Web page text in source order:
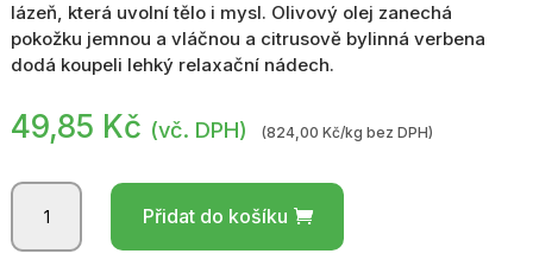
lázeň, která uvolní tělo i mysl. Olivový olej zanechá
pokožku jemnou a vláčnou a citrusově bylinná verbena
dodá koupeli lehký relaxační nádech.
49,85 Kč (vč. DPH) (824,00 Kč/kg bez DPH)
BOTANICO
Bath
Přidat do košíku